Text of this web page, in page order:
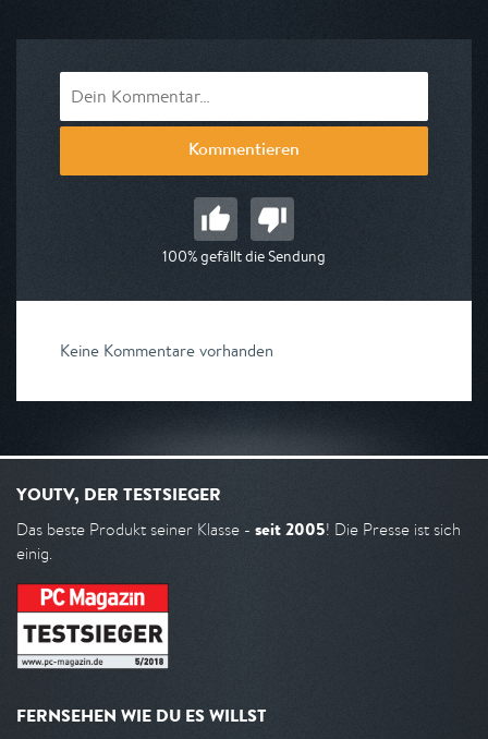
Kommentieren
100% gefällt die Sendung
Keine Kommentare vorhanden
YOUTV, DER TESTSIEGER
Das beste Produkt seiner Klasse - seit 2005! Die Presse ist sich
einig.
FERNSEHEN WIE DU ES WILLST